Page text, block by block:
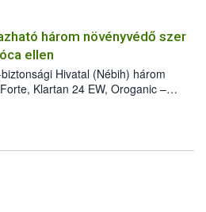
az intézkedéseket a szlovák
a terjedés megállítása érdekében.
három növényvédő szer
ellen
Hivatal (Nébih) három
Klartan 24 EW, Oroganic –
így azok a szüretet követően,
91) stádiumáig
a károsító elleni további
és ökológiai termesztésben is